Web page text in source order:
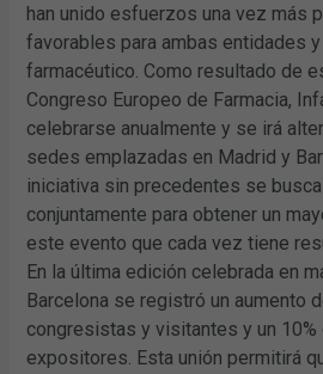
han unido esfuerzos una vez más
favorables para ambas entidades
farmacéutico. Como resultado de
Congreso Europeo de Farmacia,
celebrarse anualmente y se irá
sedes emplazadas en Madrid y
iniciativa sin precedentes se
conjuntamente para obtener un
este evento que cada vez tiene
En la última edición celebrada en
Barcelona se registró un aumento
congresistas y visitantes y un 10%
expositores. Esta unión permitirá